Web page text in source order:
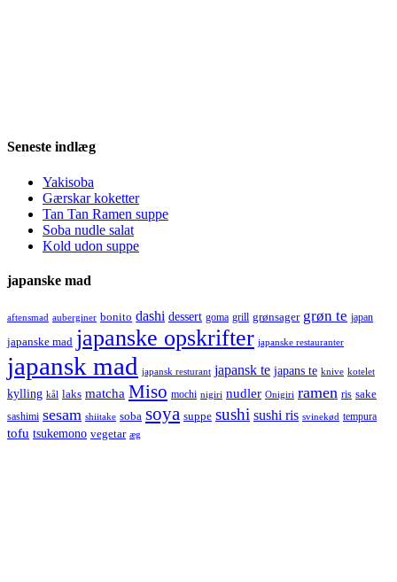
Seneste indlæg
Yakisoba
Gærskar koketter
Tan Tan Ramen suppe
Soba nudle salat
Kold udon suppe
japanske mad
aftensmad auberginer bonito dashi dessert goma grill grønsager grøn te japan
japanske mad japanske opskrifter japanske restauranter
japansk mad japansk resturant japansk te japans te knive kotelet
kylling kål laks matcha Miso mochi nigiri nudler Onigiri ramen ris sake
sashimi sesam shiitake soba soya suppe sushi sushi ris svinekød tempura
tofu tsukemono vegetar æg